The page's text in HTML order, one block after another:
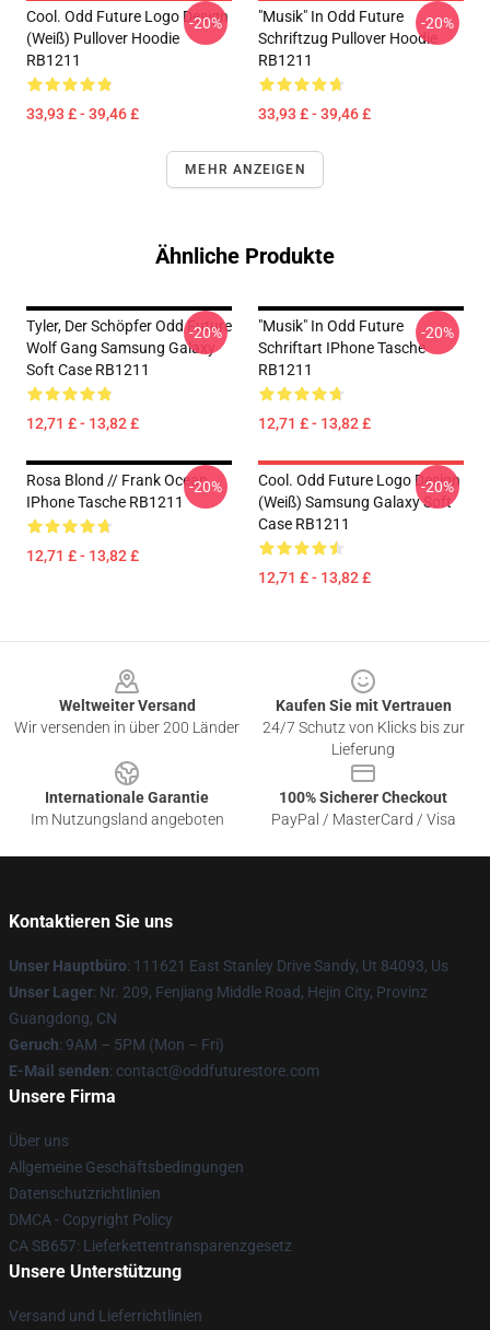
Cool. Odd Future Logo Design
(weiß) Pullover Hoodie
RB1211
33,93 £ - 39,46 £
-20%
"Musik" In Odd Future
Schriftzug Pullover Hoodie
RB1211
33,93 £ - 39,46 £
-20%
MEHR ANZEIGEN
Ähnliche Produkte
Tyler, Der Schöpfer Odd Future
Wolf Gang Samsung Galaxy
Soft Case RB1211
12,71 £ - 13,82 £
-20%
"Musik" In Odd Future
Schriftart IPhone Tasche
RB1211
12,71 £ - 13,82 £
-20%
Rosa Blond // Frank Ocean
IPhone Tasche RB1211
12,71 £ - 13,82 £
-20%
Cool. Odd Future Logo Design
(weiß) Samsung Galaxy Soft
Case RB1211
12,71 £ - 13,82 £
-20%
Weltweiter Versand
Wir versenden in über 200 Länder
Kaufen Sie mit Vertrauen
24/7 Schutz von Klicks bis zur
Lieferung
Internationale Garantie
Im Nutzungsland angeboten
100% Sicherer Checkout
PayPal / MasterCard / Visa
Kontaktieren Sie uns
Unser Hauptbüro: 111621 East Stanley Drive Sandy, Ut 84093, Us
Unser Lager: Nr. 209, Fenjiang Middle Road, Hejin City, Provinz
Guangdong, CN
Geruch: 9AM – 5PM (Mon – Fri)
E-Mail senden: contact@oddfuturestore.com
Unsere Firma
Über uns
Allgemeine Geschäftsbedingungen
Datenschutzrichtlinien
DMCA - Copyright Policy
CA SB657: Lieferkettentransparenzgesetz
Unsere Unterstützung
Versand und Lieferrichtlinien